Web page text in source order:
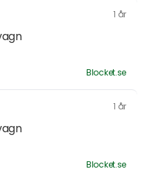
1 år
Blocket.se
1 år
Blocket.se